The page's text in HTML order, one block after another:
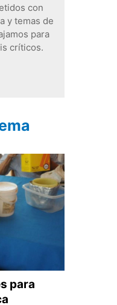
con
y temas de
para
críticos.
para